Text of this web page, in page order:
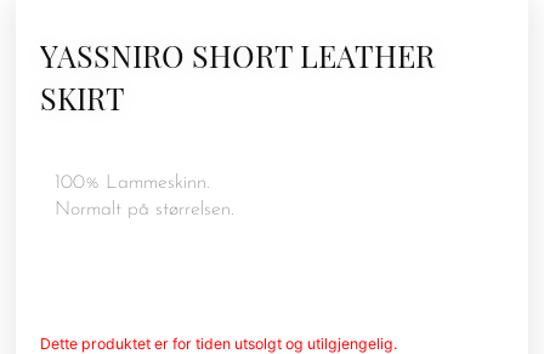
YASSNIRO SHORT LEATHER
SKIRT
100% Lammeskinn.
Normalt på størrelsen.
Dette produktet er for tiden utsolgt og utilgjengelig.